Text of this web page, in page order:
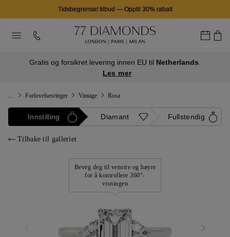
Tidsbegrenset tilbud — Opptil 30% rabatt
Gratis og forsikret levering innen EU til Netherlands
Les mer
Forlovelsesringer Vintage Rosa
Innstilling Diamant Fullstendig
Tilbake til galleriet
Beveg deg til venstre og høyre
for å kontrollere 360°-
visningen